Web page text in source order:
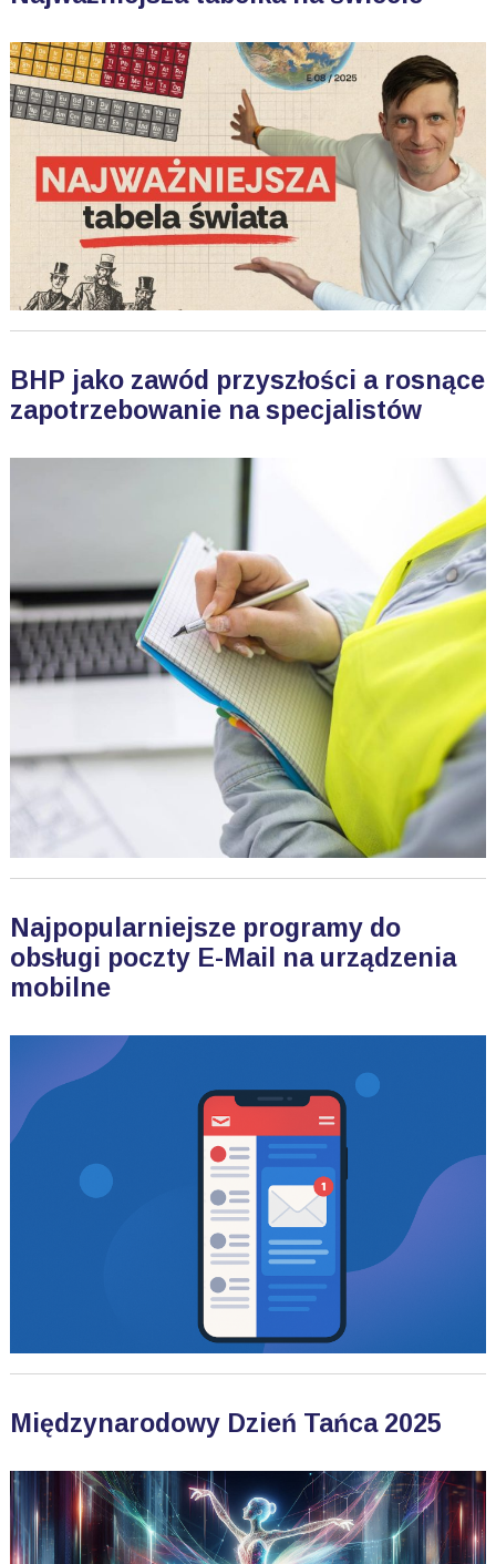
BHP jako zawód przyszłości a rosnące
zapotrzebowanie na specjalistów
Najpopularniejsze programy do
obsługi poczty E-Mail na urządzenia
mobilne
Międzynarodowy Dzień Tańca 2025